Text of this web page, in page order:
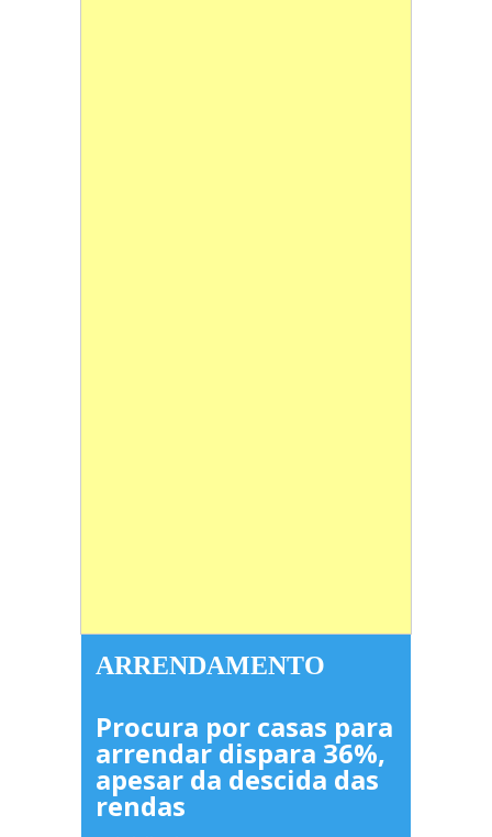
ARRENDAMENTO
Procura por casas para
arrendar dispara 36%,
apesar da descida das
rendas